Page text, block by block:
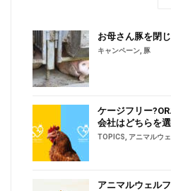
お母さん豚を閉
キャンペーン 豚
ケージフリー
会社はどちらを選
TOPICS アニマルウ
アニマルウェル